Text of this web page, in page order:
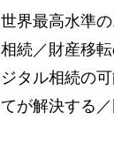
世界最高水準
相続／財産移
ジタル相続の
てが解決する